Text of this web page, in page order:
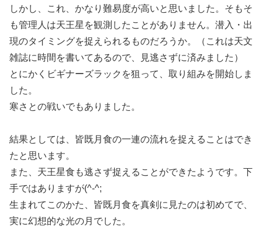
しかし、これ、かなり難易度が高いと思いました。そもそ
も管理人は天王星を観測したことがありません。潜入・出
現のタイミングを捉えられるものだろうか。（これは天文
雑誌に時間を書いてあるので、見逃さずに済みました）
とにかくビギナーズラックを狙って、取り組みを開始しま
した。
寒さとの戦いでもありました。
結果としては、皆既月食の一連の流れを捉えることはでき
たと思います。
また、天王星食も逃さず捉えることができたようです。下
手ではありますが(^-^;
生まれてこのかた、皆既月食を真剣に見たのは初めてで、
実に幻想的な光の月でした。